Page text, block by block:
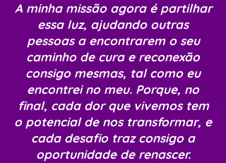
A minha missão agora é partilhar
essa luz, ajudando outras
pessoas a encontrarem o seu
caminho de cura e reconexão
consigo mesmas, tal como eu
encontrei no meu. Porque, no
final, cada dor que vivemos tem
o potencial de nos transformar, e
cada desafio traz consigo a
oportunidade de renascer.